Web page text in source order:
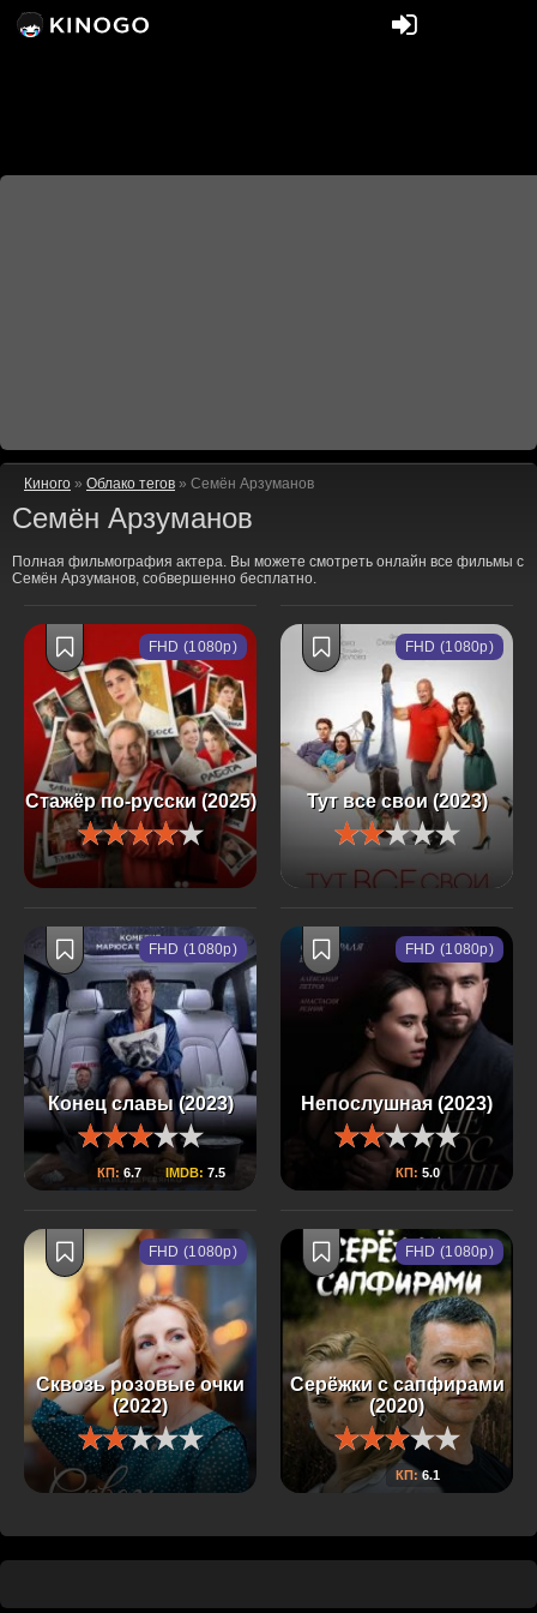
Киного » Облако тегов » Семён Арзуманов
Семён Арзуманов
Полная фильмография актера. Вы можете смотреть онлайн все фильмы с
Семён Арзуманов, собвершенно бесплатно.
Стажёр по-русски (2025)
FHD (1080p)
Тут все свои (2023)
FHD (1080p)
Конец славы (2023)
КП:6.7 IMDB: 7.5
FHD (1080p)
Непослушная (2023)
КП: 5.0
FHD (1080p)
Сквозь розовые очки
(2022)
FHD (1080p)
Серёжки с сапфирами
(2020)
КП:6.1
FHD (1080p)